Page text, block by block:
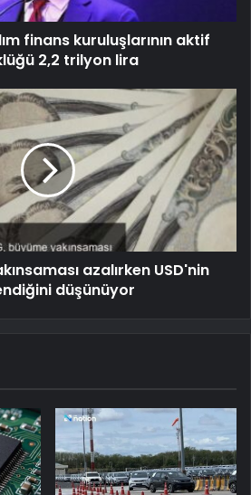
finans kuruluşlarının aktif
2,2 trilyon lira
azalırken USD'nin
düşünüyor